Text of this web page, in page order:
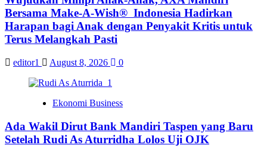
Bersama Make-A-Wish® Indonesia Hadirkan
Harapan bagi Anak dengan Penyakit Kritis untuk
Terus Melangkah Pasti
editor1 August 8, 2026 0
Ekonomi Business
Ada Wakil Dirut Bank Mandiri Taspen yang Baru
Setelah Rudi As Aturridha Lolos Uji OJK